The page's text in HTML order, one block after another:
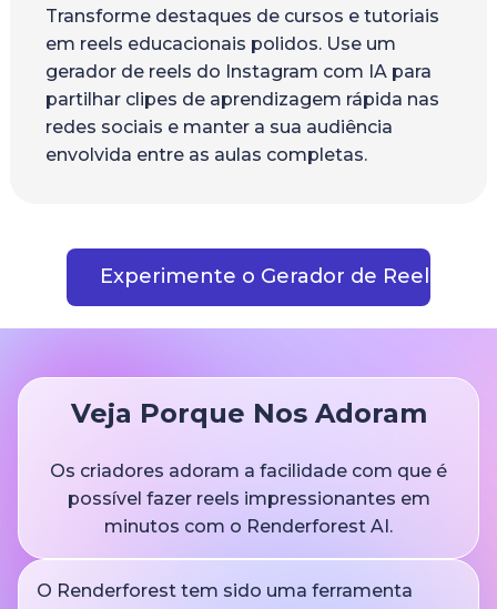
Transforme destaques de cursos e tutoriais
em reels educacionais polidos. Use um
gerador de reels do Instagram com IA para
partilhar clipes de aprendizagem rápida nas
redes sociais e manter a sua audiência
envolvida entre as aulas completas.
Experimente o Gerador de Reels com
Veja Porque Nos Adoram
Os criadores adoram a facilidade com que é
possível fazer reels impressionantes em
minutos com o Renderforest AI.
O Renderforest tem sido uma ferramenta